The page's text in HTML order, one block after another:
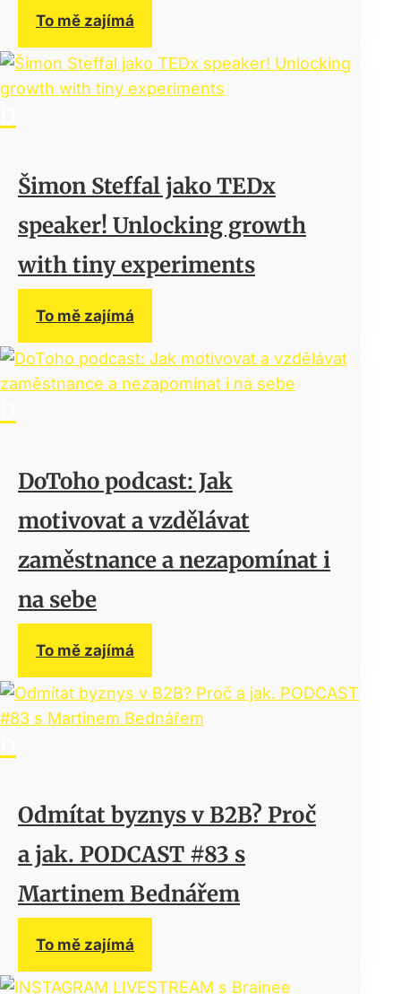
To mě zajímá
Šimon Steffal jako TEDx
speaker! Unlocking growth
with tiny experiments
To mě zajímá
DoToho podcast: Jak
motivovat a vzdělávat
zaměstnance a nezapomínat i
na sebe
To mě zajímá
Odmítat byznys v B2B? Proč
a jak. PODCAST #83 s
Martinem Bednářem
To mě zajímá